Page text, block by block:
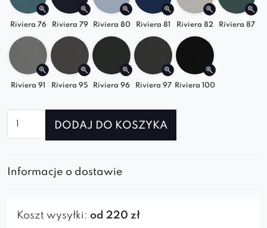
Model Laverna doskonale odnajdzie się w
przestrzeniach:
nowoczesnych i minimalistycznych,
japandi i soft loft,
klasycznych z nutą designu.
Połącz szezlong z innymi modułami z kolekcji
Laverna i stwórz sofę do salonu
zachwycać stylem i komfortem każdego dnia.
Riviera 76 Riviera 79 Riviera 80 Riviera 81 Riviera 82 Riviera 87
Riviera 91 Riviera 95 Riviera 96 Riviera 97 Riviera 100
Szezlong
DODAJ DO KOSZYKA
Informacje o dostawie
Koszt wysyłki: od 220 zł